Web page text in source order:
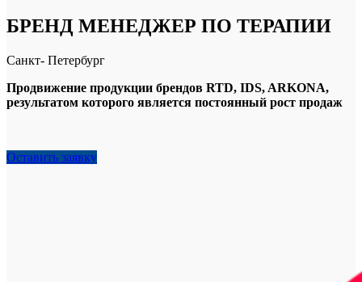
​​БРЕНД МЕНЕДЖЕР ПО ТЕРАПИИ
​Санкт- Петербург
Продвижение продукции брендов RTD, IDS, ARKONA,
результатом которого является постоянный рост продаж
Оставить заявку